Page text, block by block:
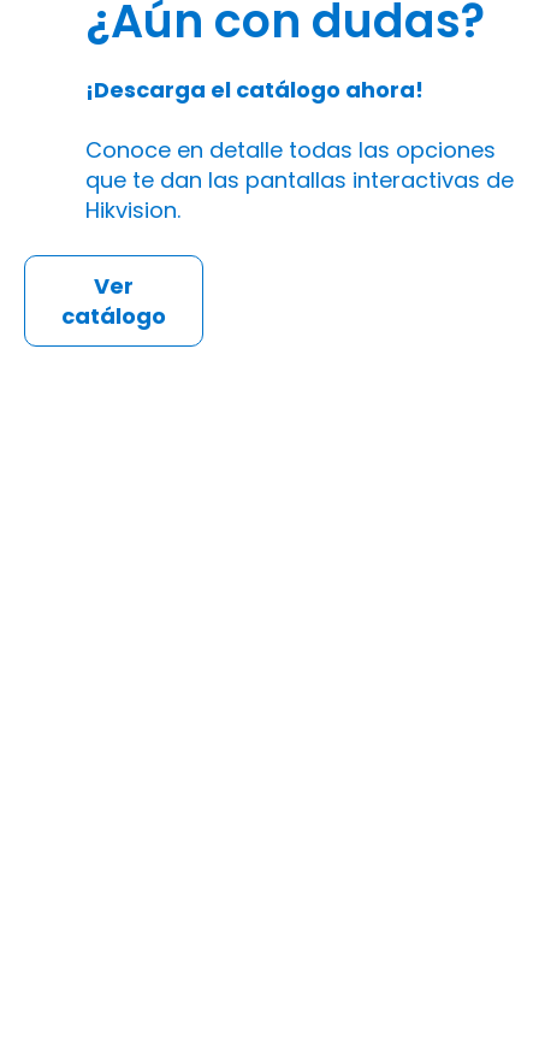
¿Aún con dudas?
¡Descarga el catálogo ahora!
Conoce en detalle todas las opciones
que te dan las pantallas interactivas de
Hikvision.
Ver
catálogo